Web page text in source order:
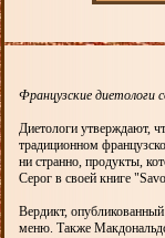
Французские диетологи
Диетологи утверждают,
традиционном
ни странно, продукты,
Серог в своей книге
Вердикт,
меню. Также